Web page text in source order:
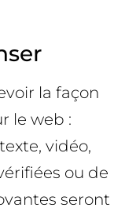
la façon
le web :
vidéo,
ou de
seront